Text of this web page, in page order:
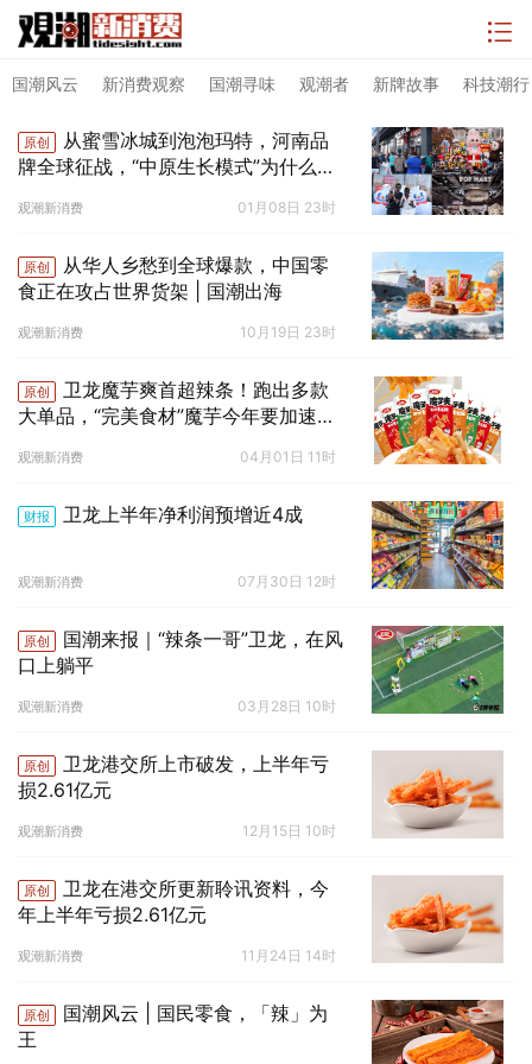
国潮风云 新消费观察 国潮寻味 观潮者 新牌故事 科技潮行
原创
从蜜雪冰城到泡泡玛特，河南品
牌全球征战，“中原生长模式”为什么赢
观潮新消费 01月08日 23时
原创
从华人乡愁到全球爆款，中国零
食正在攻占世界货架 | 国潮出海
观潮新消费 10月19日 23时
原创
卫龙魔芋爽首超辣条！跑出多款
大单品，“完美食材”魔芋今年要加速起
观潮新消费 04月01日 11时
财报 卫龙上半年净利润预增近4成
观潮新消费 07月30日 12时
原创
国潮来报｜“辣条一哥”卫龙，在风
口上躺平
观潮新消费 03月28日 10时
原创
卫龙港交所上市破发，上半年亏
损2.61亿元
观潮新消费 12月15日 10时
原创
卫龙在港交所更新聆讯资料，今
年上半年亏损2.61亿元
观潮新消费 11月24日 14时
原创
国潮风云 | 国民零食，「辣」为
王